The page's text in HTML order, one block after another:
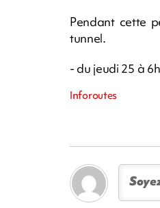
Pendant cette
tunnel.
- du jeudi 25 à
Inforoutes